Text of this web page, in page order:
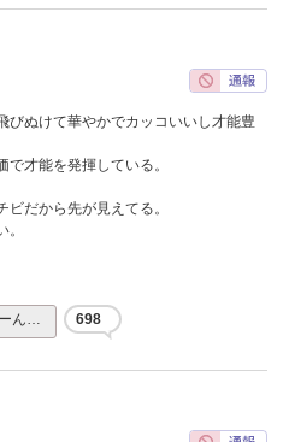
びぬけて華やかでカッコいいし才能豊
才能を発揮している。
だから先が見えてる。
ん… 698